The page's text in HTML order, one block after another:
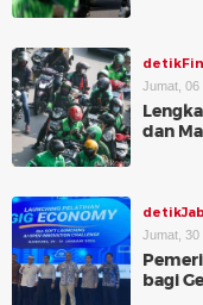
Jumat, 06
dan
Jumat, 30
bagi